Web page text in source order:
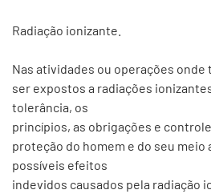
Radiação ionizante.
Nas atividades ou operações
ser expostos a radiações
tolerância, os
princípios, as obrigações e
proteção do homem e do seu
possíveis efeitos
indevidos causados pela radiação